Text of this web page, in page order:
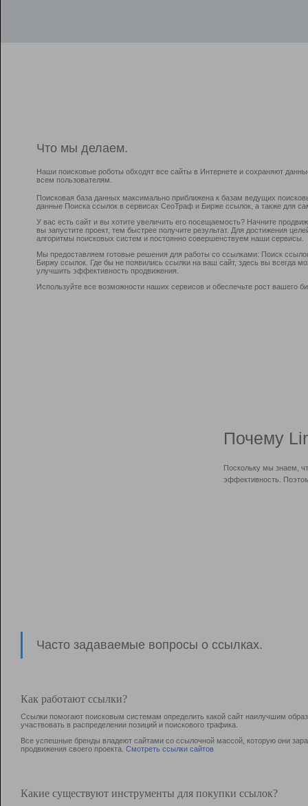
Что мы делаем.
Наши поисковые роботы обходят все сайты в Интернете и сохраняют
всем пользователям.
Поисковая база данных максимально приближена к базам ведущих
данные Поиска ссылок в сервисах СеоТраф и Бирже ссылок, а также для
У вас есть сайт и вы хотите увеличить его посещаемость? Начните
вы запустите проект, тем быстрее получите результат. Для достижения
алгоритмы поисковых систем и постоянно совершенствуем наши сервисы.
Мы предоставляем готовые решения для работы со ссылками: Поиск
Биржу ссылок. Где бы не появились ссылки на ваш сайт, здесь вы всегда
улучшить эффективность продвижения.
Используйте все возможности наших сервисов и обеспечьте рост вашего
Почему
Поскольку мы знаем,
эффективность.
Часто задаваемые вопросы о ссылках.
Как работают ссылки?
Ссылки помогают поисковым системам определить какой сайт наилучшим
участвовать в раcпределении позиций и поискового трафика.
Все успешные бренды владеют сайтами со ссылочной массой, которую они
продвижения своего проекта. Смотреть ссылки сайтов
Какие существуют инструменты для покупки ссылок?